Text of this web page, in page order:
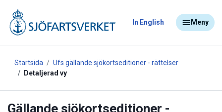
In English Meny
Startsida
Ufs gällande sjökortseditioner - rättelser
Detaljerad vy
Gällande sjökortseditioner -